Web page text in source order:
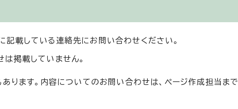
記載している連絡先にお問い合わせください。
掲載していません。
あります。内容についてのお問い合わせは、ページ作成担当ま